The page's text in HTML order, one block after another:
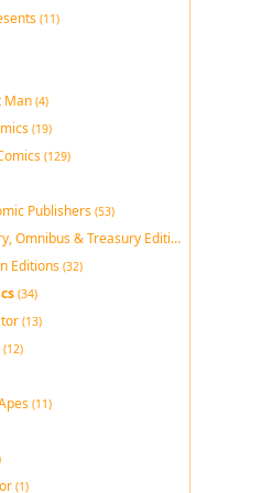
(11)
Man (4)
(19)
(129)
Publishers (53)
Omnibus & Treasury Editions
Editions (32)
(34)
(13)
(12)
(11)
(1)